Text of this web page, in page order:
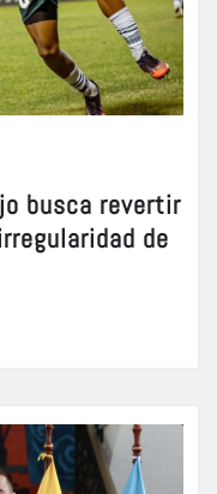
busca revertir
de